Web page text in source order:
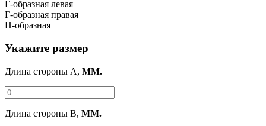
Г-образная левая
Г-образная правая
П-образная
Укажите размер
Длина стороны A, ММ.
Длина стороны B, ММ.